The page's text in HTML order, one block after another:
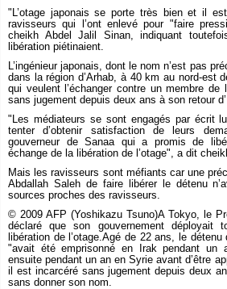
"L’otage japonais se porte très bien et il
ravisseurs qui l’ont enlevé pour "faire
cheikh Abdel Jalil Sinan, indiquant
libération piétinaient.
L’ingénieur japonais, dont le nom n’est pas
dans la région d’Arhab, à 40 km au nord-est
qui veulent l’échanger contre un membre
sans jugement depuis deux ans à son retour
"Les médiateurs se sont engagés par écrit
tenter d’obtenir satisfaction de leurs
gouverneur de Sanaa qui a promis de
échange de la libération de l’otage", a dit
Mais les ravisseurs sont méfiants car une
Abdallah Saleh de faire libérer le détenu
sources proches des ravisseurs.
© 2009 AFP (Yoshikazu Tsuno)A Tokyo, le
déclaré que son gouvernement
libération de l’otage.Agé de 22 ans, le
"avait été emprisonné en Irak pendant un
ensuite pendant un an en Syrie avant d’être
il est incarcéré sans jugement depuis deux
sans donner son nom.